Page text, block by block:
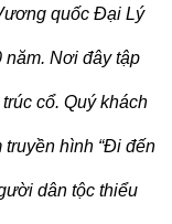
quốc Đại Lý
năm. Nơi đây tập
cổ. Quý khách
truyền hình “Đi đến
dân tộc thiểu